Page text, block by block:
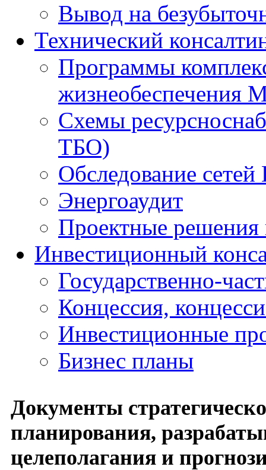
Вывод на
Технический
Программы
жизнеобеспечения
Схемы
ТБО)
Обследование
Энергоаудит
Проектные решения
Инвестиционный
Государственно-
Концессия,
Инвестиционные
Бизнес планы
Документы
планирования,
целеполагания и